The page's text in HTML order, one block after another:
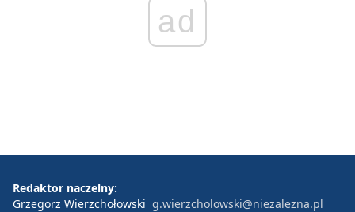
ad
Redaktor naczelny:
Grzegorz Wierzchołowski g.wierzcholowski@niezalezna.pl